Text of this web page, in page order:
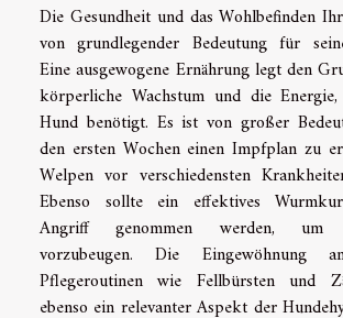
Die Gesundheit und das Wohlbefinden
von grundlegender Bedeutung für
Eine ausgewogene Ernährung legt den
körperliche Wachstum und die
Hund benötigt. Es ist von großer
den ersten Wochen einen Impfplan zu
Welpen vor verschiedensten
Ebenso sollte ein effektives
Angriff genommen werden, um
vorzubeugen. Die Eingewöhnung
Pflegeroutinen wie Fellbürsten und
ebenso ein relevanter Aspekt der